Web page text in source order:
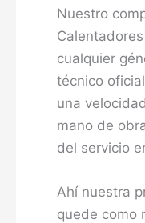
Nuestro
cualquier
técnico
una
mano de
del servicio
Ahí nuestra
quede como